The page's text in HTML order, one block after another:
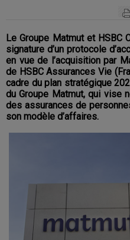
Le Groupe Matmut et HSBC
signature d’un protocole
en vue de l’acquisition par
de HSBC Assurances Vie
cadre du plan stratégique
du Groupe Matmut, qui vise
des assurances de
son modèle d’affaires.